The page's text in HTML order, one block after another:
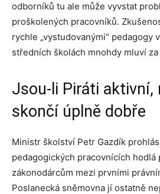
odborníků tu ale může vyvstat
proškolených pracovníků.
rychle „vystudovanými“ pedagogy
středních školách mnohdy mluví za
Jsou-li Piráti aktivní,
skončí úplně dobře
Ministr školství Petr Gazdík
pedagogických pracovnících hodlá
zákonodárcům mezi prvními
Poslanecká sněmovna jí ostatně